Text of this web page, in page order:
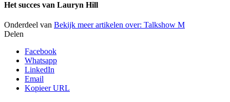
Het succes van Lauryn Hill
Onderdeel van Bekijk meer artikelen over: Talkshow M
Delen
Facebook
Whatsapp
LinkedIn
Email
Kopieer URL